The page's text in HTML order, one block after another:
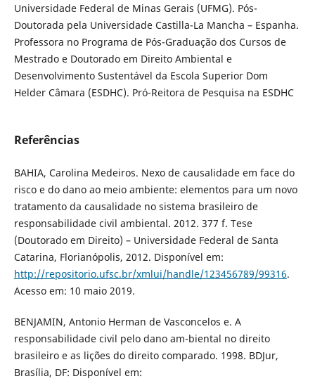
Universidade Federal de Minas Gerais (UFMG). Pós-
Doutorada pela Universidade Castilla-La Mancha – Espanha.
Professora no Programa de Pós-Graduação dos Cursos de
Mestrado e Doutorado em Direito Ambiental e
Desenvolvimento Sustentável da Escola Superior Dom
Helder Câmara (ESDHC). Pró-Reitora de Pesquisa na ESDHC
Referências
BAHIA, Carolina Medeiros. Nexo de causalidade em face do
risco e do dano ao meio ambiente: elementos para um novo
tratamento da causalidade no sistema brasileiro de
responsabilidade civil ambiental. 2012. 377 f. Tese
(Doutorado em Direito) – Universidade Federal de Santa
Catarina, Florianópolis, 2012. Disponível em:
http://repositorio.ufsc.br/xmlui/handle/123456789/99316.
Acesso em: 10 maio 2019.
BENJAMIN, Antonio Herman de Vasconcelos e. A
responsabilidade civil pelo dano am-biental no direito
brasileiro e as lições do direito comparado. 1998. BDJur,
Brasília, DF: Disponível em: